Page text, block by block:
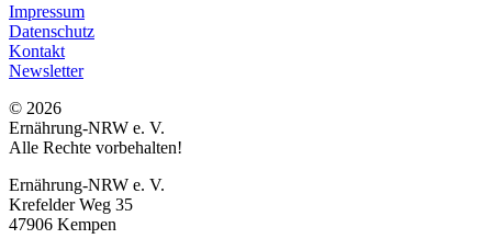
Impressum
Datenschutz
Kontakt
Newsletter
© 2026
Ernährung-NRW e. V.
Alle Rechte vorbehalten!
Ernährung-NRW e. V.
Krefelder Weg 35
47906 Kempen